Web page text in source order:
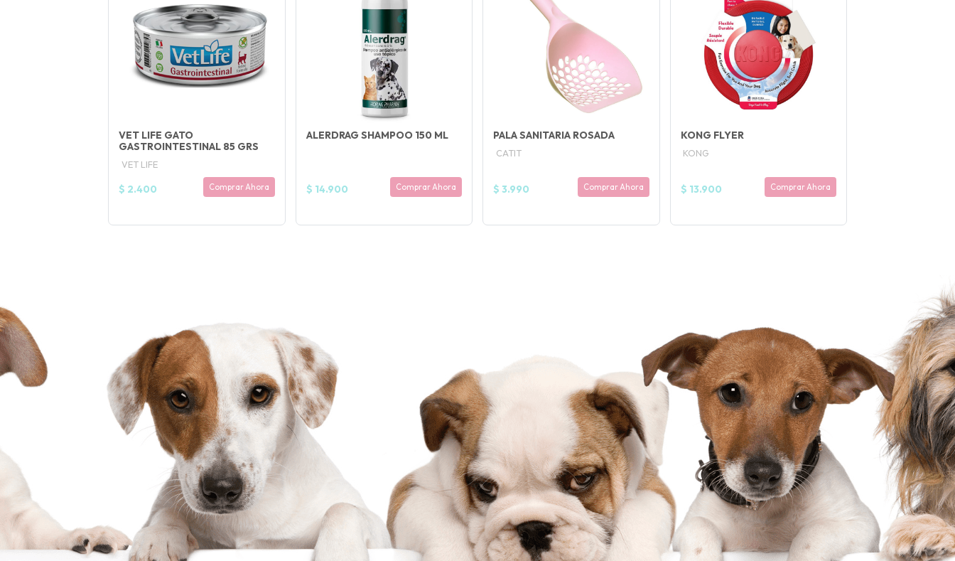
VET LIFE GATO
GASTROINTESTINAL 85 GRS
VET LIFE
$ 2.400 Comprar Ahora
ALERDRAG SHAMPOO 150 ML
$ 14.900 Comprar Ahora
PALA SANITARIA ROSADA
CATIT
$ 3.990 Comprar Ahora
KONG FLYER
KONG
$ 13.900 Comprar Ahora